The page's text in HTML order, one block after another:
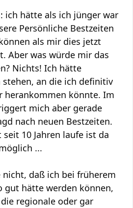
ich hätte als ich jünger war
Persönliche Bestzeiten
als mir dies jetzt
Aber was würde mir das
Nichts! Ich hätte
stehen, an die ich definitiv
herankommen könnte. Im
mich aber gerade
nach neuen Bestzeiten.
seit 10 Jahren laufe ist da
...
nicht, daß ich bei früherem
gut hätte werden können,
regionale oder gar